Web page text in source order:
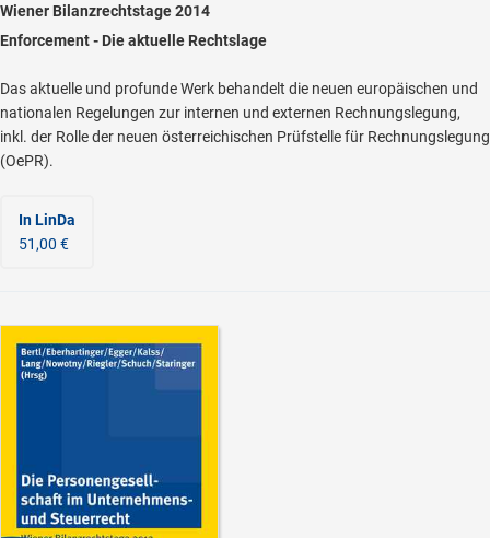
Wiener Bilanzrechtstage 2014
Enforcement - Die aktuelle Rechtslage
Das aktuelle und profunde Werk behandelt die neuen europäischen und
nationalen Regelungen zur internen und externen Rechnungslegung,
inkl. der Rolle der neuen österreichischen Prüfstelle für Rechnungslegung
(OePR).
In LinDa
51,00 €